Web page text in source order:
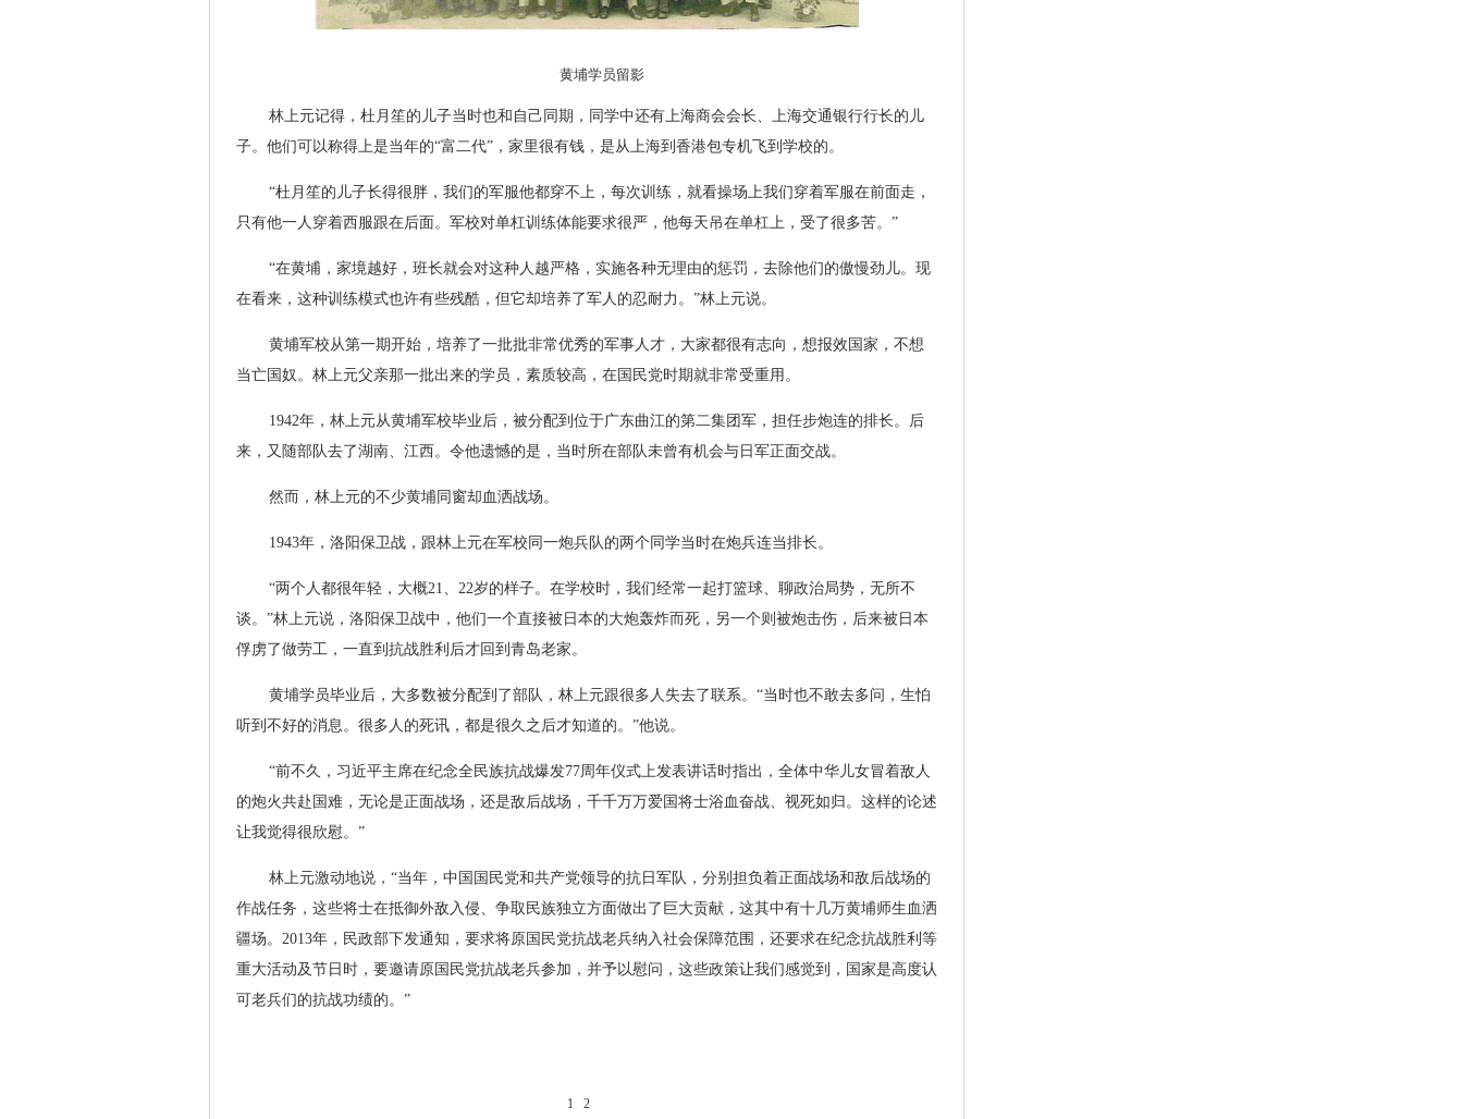
黄埔学员留影
林上元记得，杜月笙的儿子当时也和自己同期，同学中还有上海商会会长、上海交通银行行长的儿
子。他们可以称得上是当年的“富二代”，家里很有钱，是从上海到香港包专机飞到学校的。
“杜月笙的儿子长得很胖，我们的军服他都穿不上，每次训练，就看操场上我们穿着军服在前面走，
只有他一人穿着西服跟在后面。军校对单杠训练体能要求很严，他每天吊在单杠上，受了很多苦。”
“在黄埔，家境越好，班长就会对这种人越严格，实施各种无理由的惩罚，去除他们的傲慢劲儿。现
在看来，这种训练模式也许有些残酷，但它却培养了军人的忍耐力。”林上元说。
黄埔军校从第一期开始，培养了一批批非常优秀的军事人才，大家都很有志向，想报效国家，不想
当亡国奴。林上元父亲那一批出来的学员，素质较高，在国民党时期就非常受重用。
1942年，林上元从黄埔军校毕业后，被分配到位于广东曲江的第二集团军，担任步炮连的排长。后
来，又随部队去了湖南、江西。令他遗憾的是，当时所在部队未曾有机会与日军正面交战。
然而，林上元的不少黄埔同窗却血洒战场。
1943年，洛阳保卫战，跟林上元在军校同一炮兵队的两个同学当时在炮兵连当排长。
“两个人都很年轻，大概21、22岁的样子。在学校时，我们经常一起打篮球、聊政治局势，无所不
谈。”林上元说，洛阳保卫战中，他们一个直接被日本的大炮轰炸而死，另一个则被炮击伤，后来被日本
俘虏了做劳工，一直到抗战胜利后才回到青岛老家。
黄埔学员毕业后，大多数被分配到了部队，林上元跟很多人失去了联系。“当时也不敢去多问，生怕
听到不好的消息。很多人的死讯，都是很久之后才知道的。”他说。
“前不久，习近平主席在纪念全民族抗战爆发77周年仪式上发表讲话时指出，全体中华儿女冒着敌人
的炮火共赴国难，无论是正面战场，还是敌后战场，千千万万爱国将士浴血奋战、视死如归。这样的论述
让我觉得很欣慰。”
林上元激动地说，“当年，中国国民党和共产党领导的抗日军队，分别担负着正面战场和敌后战场的
作战任务，这些将士在抵御外敌入侵、争取民族独立方面做出了巨大贡献，这其中有十几万黄埔师生血洒
疆场。2013年，民政部下发通知，要求将原国民党抗战老兵纳入社会保障范围，还要求在纪念抗战胜利等
重大活动及节日时，要邀请原国民党抗战老兵参加，并予以慰问，这些政策让我们感觉到，国家是高度认
可老兵们的抗战功绩的。”
1 2